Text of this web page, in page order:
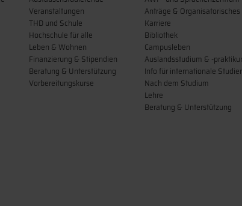
Studienangebot
Bewerbung
Warum THD?
Was soll ich studieren?
Austauschstudierende
Veranstaltungen
THD und Schule
Hochschule für alle
Informationen A-Z
Fakultäten
Infos für Erstsemester
Digitales & IT-Services
AWP- und Sprachenzentrum
Anträge & Organisatorisches
Karriere
Bibliothek
Campusleben
Auslandsstudium & -praktikum